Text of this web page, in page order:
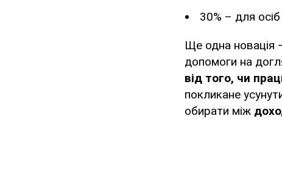
30% – для осіб
Ще одна новація
допомоги на
від того, чи
покликане
обирати між